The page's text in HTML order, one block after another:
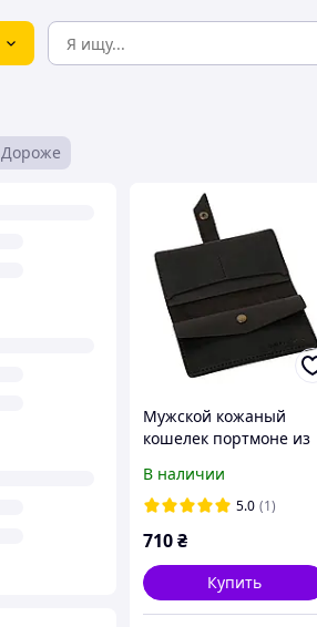
Дороже
Мужской кожаный
кошелек портмоне из
ручной работы черный
Promin на кнопке
В наличии
5.0 (1)
710₴
Купить